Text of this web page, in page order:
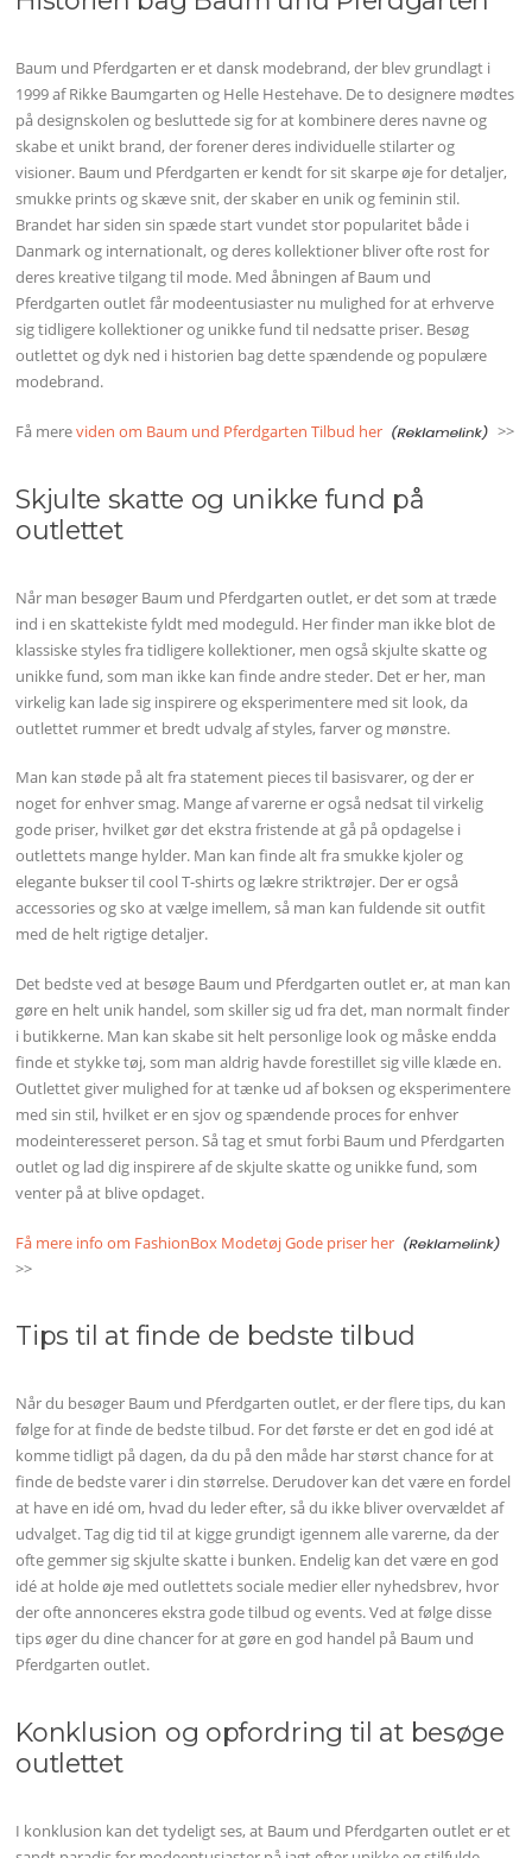
Baum und Pferdgarten er et dansk modebrand, der blev grundlagt i
1999 af Rikke Baumgarten og Helle Hestehave. De to designere mødtes
på designskolen og besluttede sig for at kombinere deres navne og
skabe et unikt brand, der forener deres individuelle stilarter og
visioner. Baum und Pferdgarten er kendt for sit skarpe øje for detaljer,
smukke prints og skæve snit, der skaber en unik og feminin stil.
Brandet har siden sin spæde start vundet stor popularitet både i
Danmark og internationalt, og deres kollektioner bliver ofte rost for
deres kreative tilgang til mode. Med åbningen af Baum und
Pferdgarten outlet får modeentusiaster nu mulighed for at erhverve
sig tidligere kollektioner og unikke fund til nedsatte priser. Besøg
outlettet og dyk ned i historien bag dette spændende og populære
modebrand.
Få mereviden om Baum und Pferdgarten Tilbud her >>
Skjulte skatte og unikke fund på
outlettet
Når man besøger Baum und Pferdgarten outlet, er det som at træde
ind i en skattekiste fyldt med modeguld. Her finder man ikke blot de
klassiske styles fra tidligere kollektioner, men også skjulte skatte og
unikke fund, som man ikke kan finde andre steder. Det er her, man
virkelig kan lade sig inspirere og eksperimentere med sit look, da
outlettet rummer et bredt udvalg af styles, farver og mønstre.
Man kan støde på alt fra statement pieces til basisvarer, og der er
noget for enhver smag. Mange af varerne er også nedsat til virkelig
gode priser, hvilket gør det ekstra fristende at gå på opdagelse i
outlettets mange hylder. Man kan finde alt fra smukke kjoler og
elegante bukser til cool T-shirts og lækre striktrøjer. Der er også
accessories og sko at vælge imellem, så man kan fuldende sit outfit
med de helt rigtige detaljer.
Det bedste ved at besøge Baum und Pferdgarten outlet er, at man kan
gøre en helt unik handel, som skiller sig ud fra det, man normalt finder
i butikkerne. Man kan skabe sit helt personlige look og måske endda
finde et stykke tøj, som man aldrig havde forestillet sig ville klæde en.
Outlettet giver mulighed for at tænke ud af boksen og eksperimentere
med sin stil, hvilket er en sjov og spændende proces for enhver
modeinteresseret person. Så tag et smut forbi Baum und Pferdgarten
outlet og lad dig inspirere af de skjulte skatte og unikke fund, som
venter på at blive opdaget.
Få mere info om FashionBox Modetøj Gode priser her
>>
Tips til at finde de bedste tilbud
Når du besøger Baum und Pferdgarten outlet, er der flere tips, du kan
følge for at finde de bedste tilbud. For det første er det en god idé at
komme tidligt på dagen, da du på den måde har størst chance for at
finde de bedste varer i din størrelse. Derudover kan det være en fordel
at have en idé om, hvad du leder efter, så du ikke bliver overvældet af
udvalget. Tag dig tid til at kigge grundigt igennem alle varerne, da der
ofte gemmer sig skjulte skatte i bunken. Endelig kan det være en god
idé at holde øje med outlettets sociale medier eller nyhedsbrev, hvor
der ofte annonceres ekstra gode tilbud og events. Ved at følge disse
tips øger du dine chancer for at gøre en god handel på Baum und
Pferdgarten outlet.
Konklusion og opfordring til at besøge
outlettet
I konklusion kan det tydeligt ses, at Baum und Pferdgarten outlet er et